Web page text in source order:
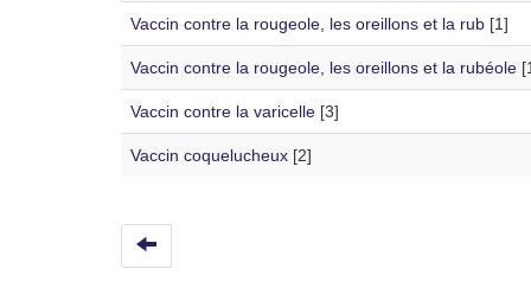
Vaccin contre la rougeole, les oreillons et la rub [1]
Vaccin contre la rougeole, les oreillons et la rubéole
Vaccin contre la varicelle [3]
Vaccin coquelucheux [2]